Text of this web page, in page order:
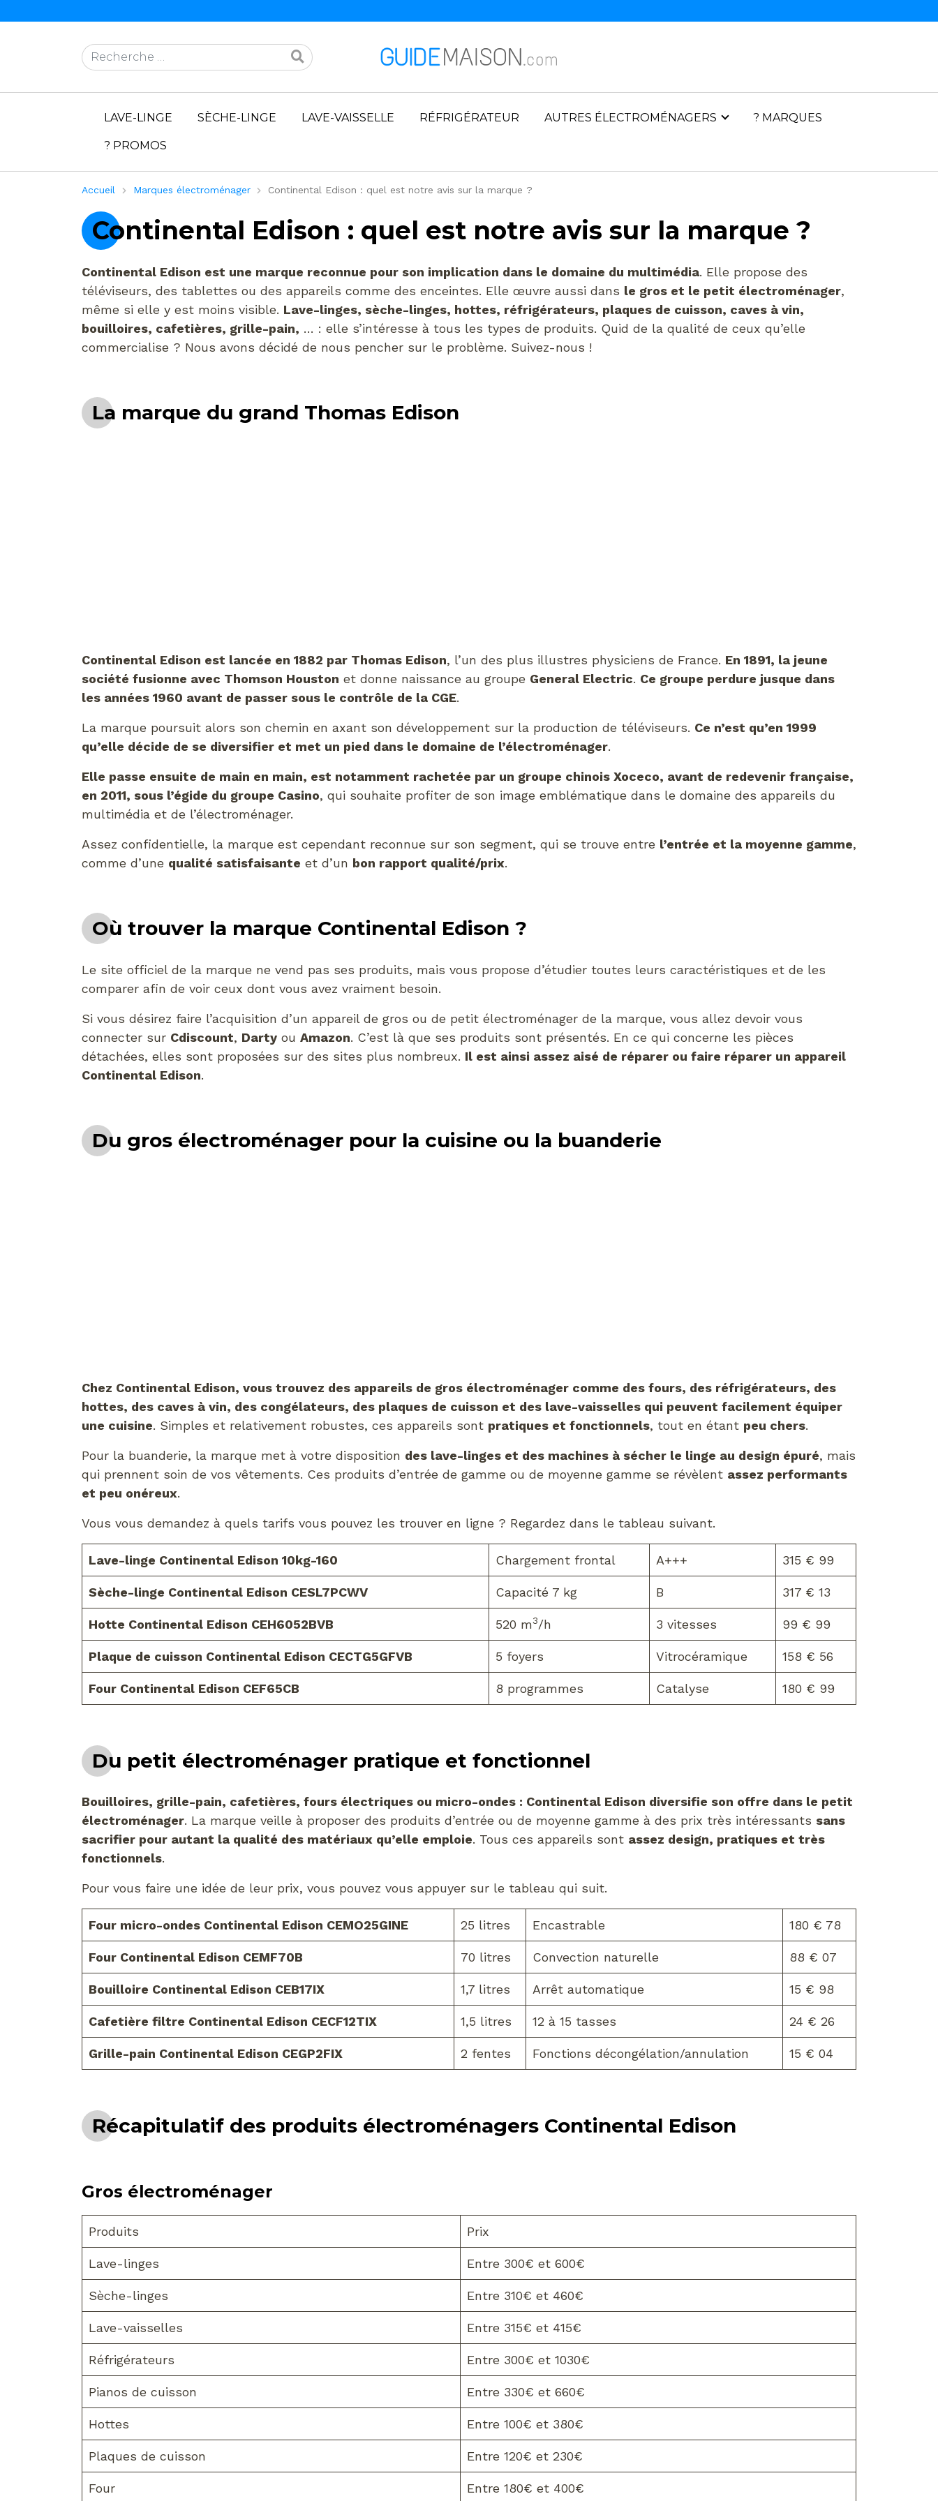
Rechercher
LAVE-LINGE SÈCHE-LINGE LAVE-VAISSELLE RÉFRIGÉRATEUR AUTRES ÉLECTROMÉNAGERS ? MARQUES
? PROMOS
Accueil Marques électroménager Continental Edison : quel est notre avis sur la marque ?
Continental Edison : quel est notre avis sur la marque ?
Continental Edison est une marque reconnue pour son implication dans le domaine du multimédia. Elle propose des
téléviseurs, des tablettes ou des appareils comme des enceintes. Elle œuvre aussi dans le gros et le petit électroménager,
même si elle y est moins visible. Lave-linges, sèche-linges, hottes, réfrigérateurs, plaques de cuisson, caves à vin,
bouilloires, cafetières, grille-pain, … : elle s’intéresse à tous les types de produits. Quid de la qualité de ceux qu’elle
commercialise ? Nous avons décidé de nous pencher sur le problème. Suivez-nous !
La marque du grand Thomas Edison
Continental Edison est lancée en 1882 par Thomas Edison, l’un des plus illustres physiciens de France. En 1891, la jeune
société fusionne avec Thomson Houston et donne naissance au groupe General Electric. Ce groupe perdure jusque dans
les années 1960 avant de passer sous le contrôle de la CGE.
La marque poursuit alors son chemin en axant son développement sur la production de téléviseurs. Ce n’est qu’en 1999
qu’elle décide de se diversifier et met un pied dans le domaine de l’électroménager.
Elle passe ensuite de main en main, est notamment rachetée par un groupe chinois Xoceco, avant de redevenir française,
en 2011, sous l’égide du groupe Casino, qui souhaite profiter de son image emblématique dans le domaine des appareils du
multimédia et de l’électroménager.
Assez confidentielle, la marque est cependant reconnue sur son segment, qui se trouve entre l’entrée et la moyenne gamme,
comme d’une qualité satisfaisante et d’un bon rapport qualité/prix.
Où trouver la marque Continental Edison ?
Le site officiel de la marque ne vend pas ses produits, mais vous propose d’étudier toutes leurs caractéristiques et de les
comparer afin de voir ceux dont vous avez vraiment besoin.
Si vous désirez faire l’acquisition d’un appareil de gros ou de petit électroménager de la marque, vous allez devoir vous
connecter sur Cdiscount, Darty ou Amazon. C’est là que ses produits sont présentés. En ce qui concerne les pièces
détachées, elles sont proposées sur des sites plus nombreux. Il est ainsi assez aisé de réparer ou faire réparer un appareil
Continental Edison.
Du gros électroménager pour la cuisine ou la buanderie
Chez Continental Edison, vous trouvez des appareils de gros électroménager comme des fours, des réfrigérateurs, des
hottes, des caves à vin, des congélateurs, des plaques de cuisson et des lave-vaisselles qui peuvent facilement équiper
une cuisine. Simples et relativement robustes, ces appareils sont pratiques et fonctionnels, tout en étant peu chers.
Pour la buanderie, la marque met à votre disposition des lave-linges et des machines à sécher le linge au design épuré, mais
qui prennent soin de vos vêtements. Ces produits d’entrée de gamme ou de moyenne gamme se révèlent assez performants
et peu onéreux.
Vous vous demandez à quels tarifs vous pouvez les trouver en ligne ? Regardez dans le tableau suivant.
Lave-linge Continental Edison 10kg-160 Chargement frontal A+++ 315 € 99
Sèche-linge Continental Edison CESL7PCWV Capacité 7 kg B 317 € 13
Hotte Continental Edison CEH6052BVB 520 m3/h 3 vitesses 99 € 99
Plaque de cuisson Continental Edison CECTG5GFVB 5 foyers Vitrocéramique 158 € 56
Four Continental Edison CEF65CB 8 programmes Catalyse 180 € 99
Du petit électroménager pratique et fonctionnel
Bouilloires, grille-pain, cafetières, fours électriques ou micro-ondes : Continental Edison diversifie son offre dans le petit
électroménager. La marque veille à proposer des produits d’entrée ou de moyenne gamme à des prix très intéressants sans
sacrifier pour autant la qualité des matériaux qu’elle emploie. Tous ces appareils sont assez design, pratiques et très
fonctionnels.
Pour vous faire une idée de leur prix, vous pouvez vous appuyer sur le tableau qui suit.
Four micro-ondes Continental Edison CEMO25GINE 25 litres Encastrable 180 € 78
Four Continental Edison CEMF70B 70 litres Convection naturelle 88 € 07
Bouilloire Continental Edison CEB17IX 1,7 litres Arrêt automatique 15 € 98
Cafetière filtre Continental Edison CECF12TIX 1,5 litres 12 à 15 tasses 24 € 26
Grille-pain Continental Edison CEGP2FIX 2 fentes Fonctions décongélation/annulation 15 € 04
Récapitulatif des produits électroménagers Continental Edison
Gros électroménager
Produits Prix
Lave-linges Entre 300€ et 600€
Sèche-linges Entre 310€ et 460€
Lave-vaisselles Entre 315€ et 415€
Réfrigérateurs Entre 300€ et 1030€
Pianos de cuisson Entre 330€ et 660€
Hottes Entre 100€ et 380€
Plaques de cuisson Entre 120€ et 230€
Four Entre 180€ et 400€